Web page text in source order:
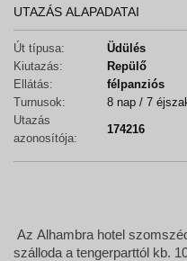
UTAZÁS ALAPADATAI
Út típusa:
Üdülés
Kiutazás:
Repülő
Ellátás:
félpanziós
Turnusok:
8 nap / 7
Utazás
azonosítója:
174216
Az Alhambra hotel
szálloda a tengerparttól kb.